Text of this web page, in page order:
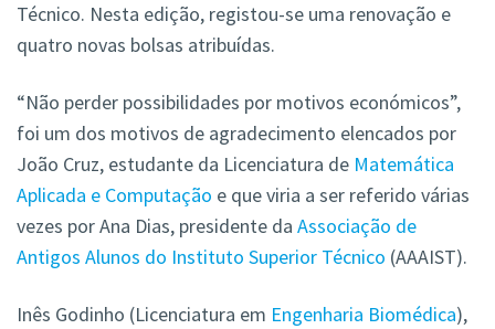
Técnico. Nesta edição, registou-se uma renovação e
quatro novas bolsas atribuídas.
“Não perder possibilidades por motivos económicos”,
foi um dos motivos de agradecimento elencados por
João Cruz, estudante da Licenciatura de Matemática
Aplicada e Computação e que viria a ser referido várias
vezes por Ana Dias, presidente da Associação de
Antigos Alunos do Instituto Superior Técnico (AAAIST).
Inês Godinho (Licenciatura em Engenharia Biomédica),